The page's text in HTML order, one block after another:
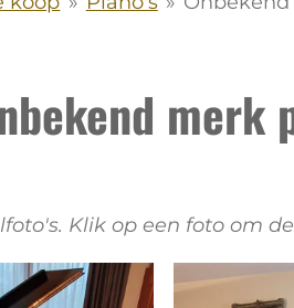
merk
Klik op een foto om